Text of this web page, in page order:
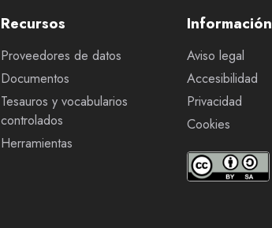
Recursos
Proveedores de datos
Documentos
Tesauros y vocabularios
controlados
Herramientas
Información
Aviso legal
Accesibilidad
Privacidad
Cookies